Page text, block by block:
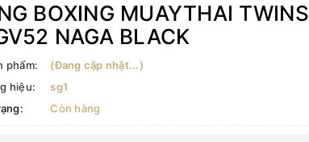
BOXING MUAYTHAI TWINS
NAGA BLACK
phẩm:
(Đang cập nhật...)
hiệu:
sg1
Còn hàng